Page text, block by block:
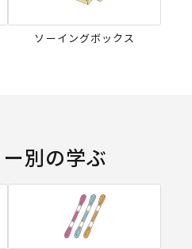
ソーイングボックス
別の学ぶ